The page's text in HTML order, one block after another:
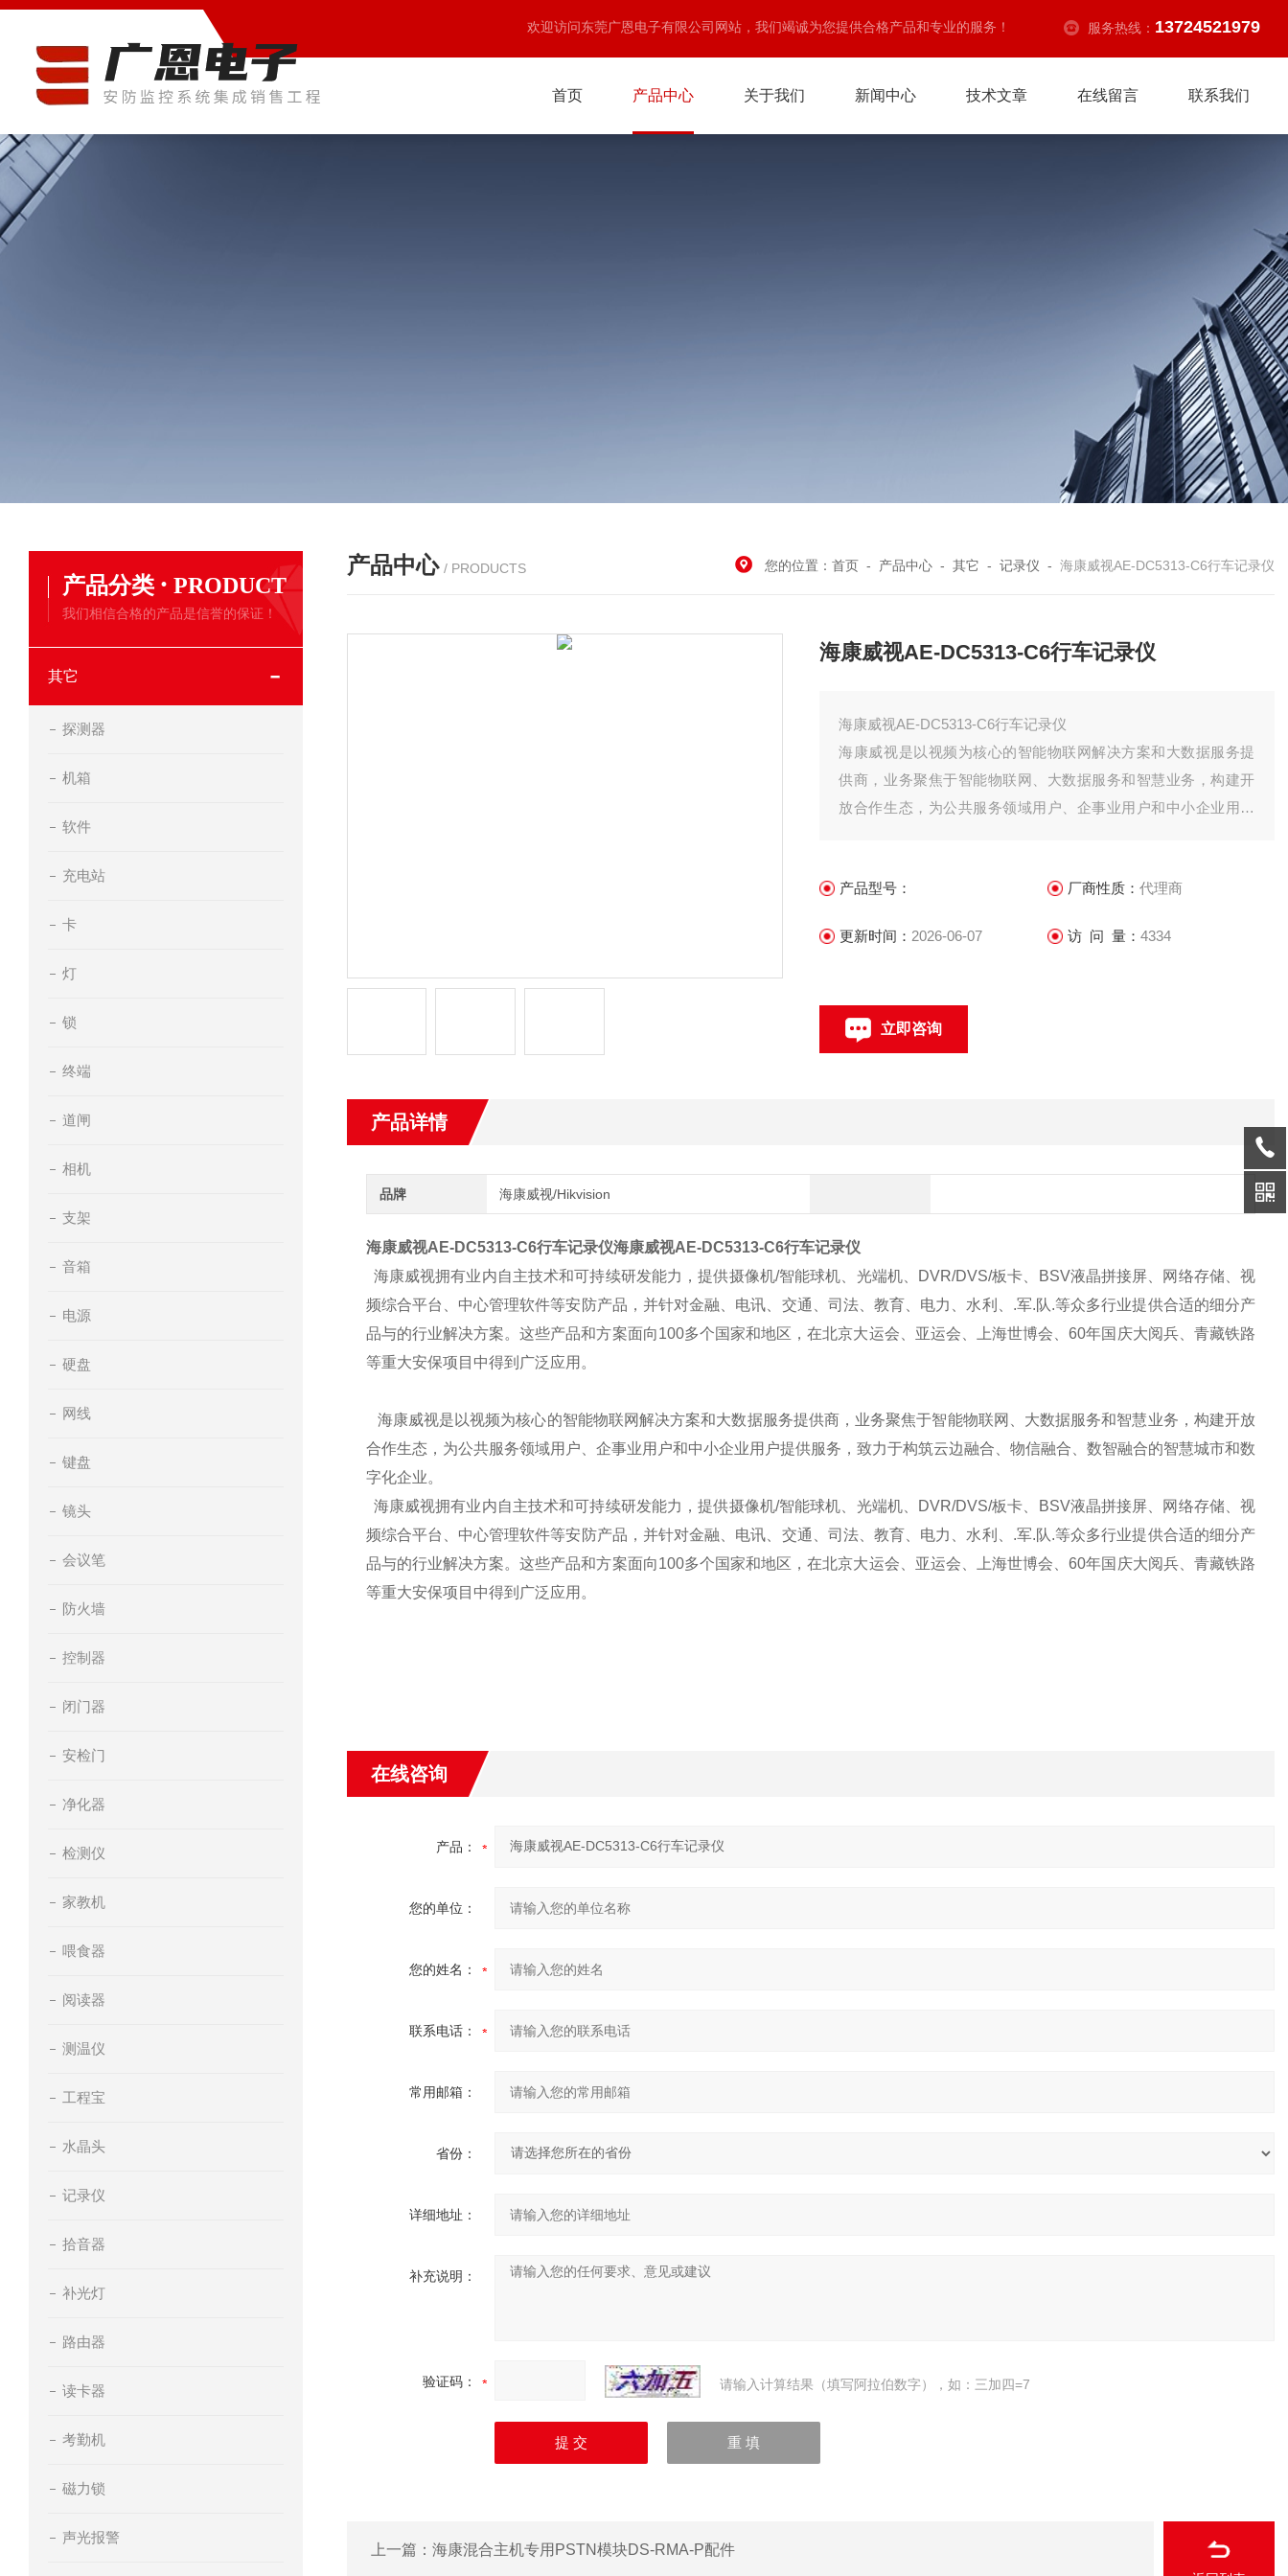
欢迎访问东莞广恩电子有限公司网站，我们竭诚为您提供合格产品和专业的服务！ 服务热线： 13724521979
首页 产品中心 关于我们 新闻中心 技术文章 在线留言 联系我们
产品分类 · PRODUCT
我们相信合格的产品是信誉的保证！
其它
探测器
机箱
软件
充电站
卡
灯
锁
终端
道闸
相机
支架
音箱
电源
硬盘
网线
键盘
镜头
会议笔
防火墙
控制器
闭门器
安检门
净化器
检测仪
家教机
喂食器
阅读器
测温仪
工程宝
水晶头
记录仪
拾音器
补光灯
路由器
读卡器
考勤机
磁力锁
声光报警
产品中心 / PRODUCTS 您的位置： 首页 - 产品中心 - 其它 - 记录仪 - 海康威视AE-DC5313-C6行车记录仪
海康威视AE-DC5313-C6行车记录仪
海康威视AE-DC5313-C6行车记录仪
海康威视是以视频为核心的智能物联网解决方案和大数据服务提
供商，业务聚焦于智能物联网、大数据服务和智慧业务，构建开
放合作生态，为公共服务领域用户、企事业用户和中小企业用户
产品型号：
厂商性质： 代理商
更新时间： 2026-06-07 访 问 量： 4334
立即咨询
产品详情
品牌 海康威视/Hikvision
海康威视AE-DC5313-C6行车记录仪海康威视AE-DC5313-C6行车记录仪
海康威视拥有业内自主技术和可持续研发能力，提供摄像机/智能球机、光端机、DVR/DVS/板卡、BSV液晶拼接屏、网络存储、视
频综合平台、中心管理软件等安防产品，并针对金融、电讯、交通、司法、教育、电力、水利、.军.队.等众多行业提供合适的细分产
品与的行业解决方案。这些产品和方案面向100多个国家和地区，在北京大运会、亚运会、上海世博会、60年国庆大阅兵、青藏铁路
等重大安保项目中得到广泛应用。
海康威视是以视频为核心的智能物联网解决方案和大数据服务提供商，业务聚焦于智能物联网、大数据服务和智慧业务，构建开放
合作生态，为公共服务领域用户、企事业用户和中小企业用户提供服务，致力于构筑云边融合、物信融合、数智融合的智慧城市和数
字化企业。
海康威视拥有业内自主技术和可持续研发能力，提供摄像机/智能球机、光端机、DVR/DVS/板卡、BSV液晶拼接屏、网络存储、视
频综合平台、中心管理软件等安防产品，并针对金融、电讯、交通、司法、教育、电力、水利、.军.队.等众多行业提供合适的细分产
品与的行业解决方案。这些产品和方案面向100多个国家和地区，在北京大运会、亚运会、上海世博会、60年国庆大阅兵、青藏铁路
等重大安保项目中得到广泛应用。
在线咨询
产品：
您的单位：
您的姓名：
联系电话：
常用邮箱：
省份：
详细地址：
补充说明：
验证码： 请输入计算结果（填写阿拉伯数字），如：三加四=7
上一篇： 海康混合主机专用PSTN模块DS-RMA-P配件